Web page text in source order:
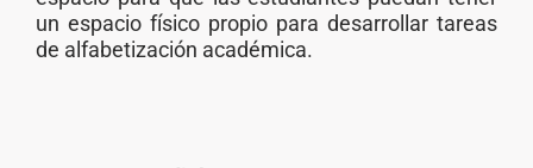
un espacio físico propio para desarrollar tareas
de alfabetización académica.